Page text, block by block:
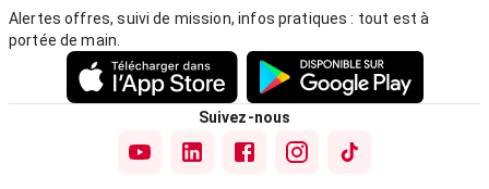
Alertes offres, suivi de mission, infos pratiques : tout est à
portée de main.
Suivez-nous